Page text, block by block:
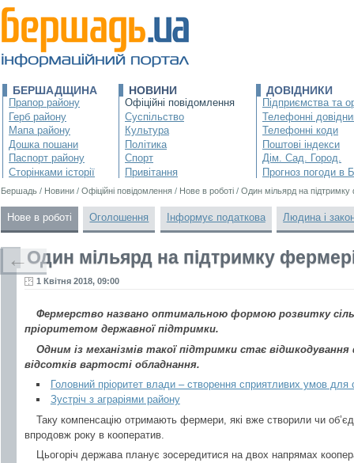
БЕРШАДЩИНА
Прапор району
Герб району
Мапа району
Дошка пошани
Паспорт району
Сторінками історії
НОВИНИ
Офіційні повідомлення
Суспільство
Культура
Політика
Спорт
Привітання
ДОВІДНИКИ
Підприємства та
Телефонні
Телефонні коди
Поштові індекси
Дім. Сад. Город.
Прогноз погоди в
Бершадь / Новини / Офіційні повідомлення / Нове в роботі / Один мільярд на підтримку
Нове в роботі Оголошення Інформує податкова Людина і
Один мільярд на підтримку
1 Квітня 2018, 09:00
Фермерство названо оптимальною формою розвитку
пріоритетом державної підтримки.
Одним із механізмів такої підтримки стає
відсотків вартості обладнання.
Головний пріоритет влади – створення сприятливих умов для
Зустріч з аграріями району
Таку компенсацію отримають фермери, які вже створили чи
впродовж року в кооператив.
Цьогоріч держава планує зосередитися на двох напрямах
←